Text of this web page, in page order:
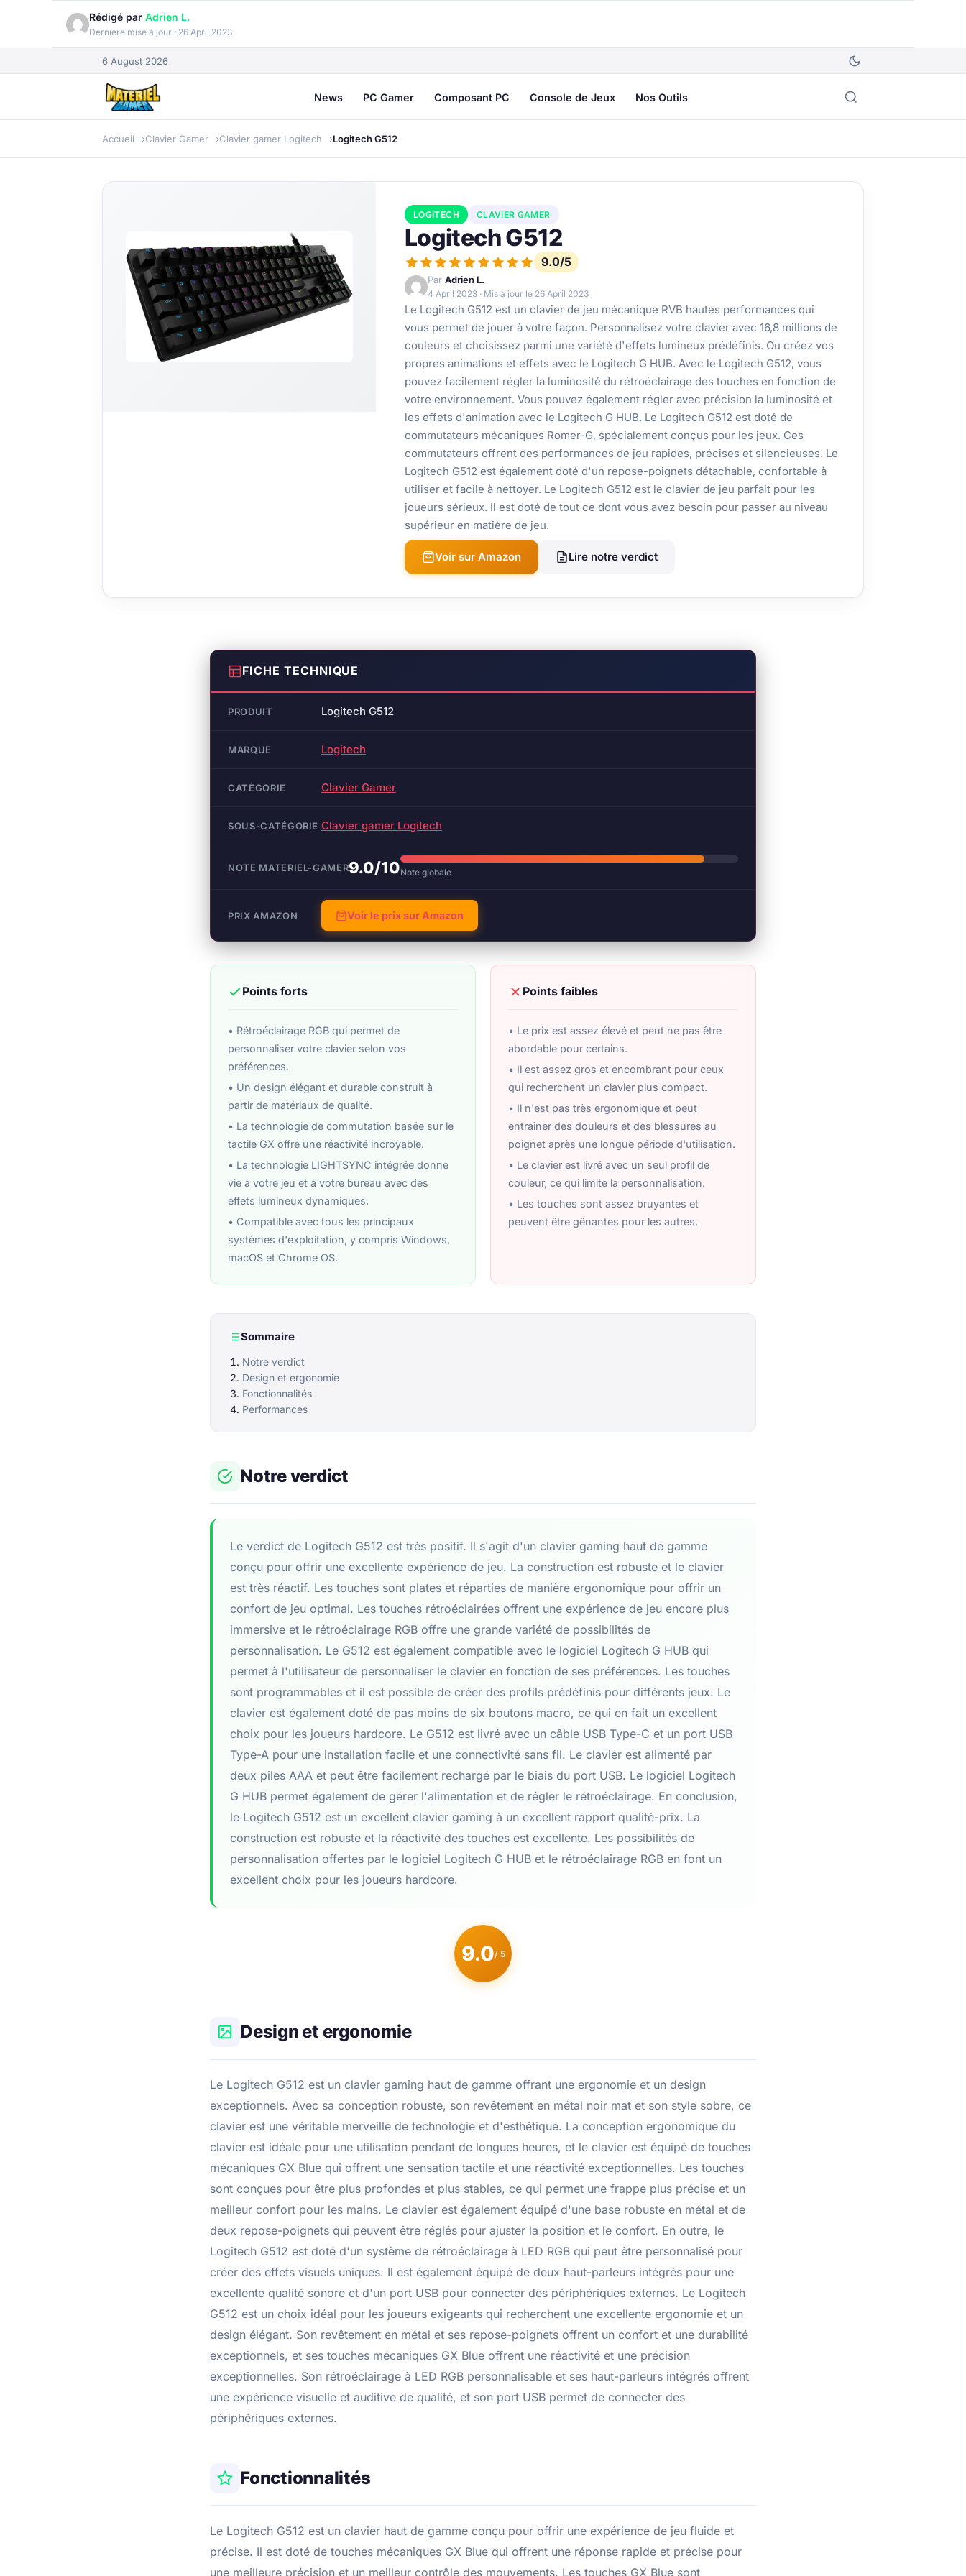
Rédigé par Adrien L.
Dernière mise à jour : 26 April 2023
6 August 2026
News PC Gamer Composant PC Console de Jeux Nos Outils
Accueil Clavier Gamer Clavier gamer Logitech Logitech G512
LOGITECH CLAVIER GAMER
Logitech G512
9.0/5
Par Adrien L.
4 April 2023 · Mis à jour le 26 April 2023
Le Logitech G512 est un clavier de jeu mécanique RVB hautes performances qui
vous permet de jouer à votre façon. Personnalisez votre clavier avec 16,8 millions de
couleurs et choisissez parmi une variété d'effets lumineux prédéfinis. Ou créez vos
propres animations et effets avec le Logitech G HUB. Avec le Logitech G512, vous
pouvez facilement régler la luminosité du rétroéclairage des touches en fonction de
votre environnement. Vous pouvez également régler avec précision la luminosité et
les effets d'animation avec le Logitech G HUB. Le Logitech G512 est doté de
commutateurs mécaniques Romer-G, spécialement conçus pour les jeux. Ces
commutateurs offrent des performances de jeu rapides, précises et silencieuses. Le
Logitech G512 est également doté d'un repose-poignets détachable, confortable à
utiliser et facile à nettoyer. Le Logitech G512 est le clavier de jeu parfait pour les
joueurs sérieux. Il est doté de tout ce dont vous avez besoin pour passer au niveau
supérieur en matière de jeu.
Voir sur Amazon Lire notre verdict
FICHE TECHNIQUE
PRODUIT Logitech G512
MARQUE Logitech
CATÉGORIE Clavier Gamer
SOUS-CATÉGORIE Clavier gamer Logitech
NOTE MATERIEL-GAMER9.0/10Note globale
PRIX AMAZON Voir le prix sur Amazon
Points forts
• Rétroéclairage RGB qui permet de
personnaliser votre clavier selon vos
préférences.
• Un design élégant et durable construit à
partir de matériaux de qualité.
• La technologie de commutation basée sur le
tactile GX offre une réactivité incroyable.
• La technologie LIGHTSYNC intégrée donne
vie à votre jeu et à votre bureau avec des
effets lumineux dynamiques.
• Compatible avec tous les principaux
systèmes d'exploitation, y compris Windows,
macOS et Chrome OS.
Points faibles
• Le prix est assez élevé et peut ne pas être
abordable pour certains.
• Il est assez gros et encombrant pour ceux
qui recherchent un clavier plus compact.
• Il n'est pas très ergonomique et peut
entraîner des douleurs et des blessures au
poignet après une longue période d'utilisation.
• Le clavier est livré avec un seul profil de
couleur, ce qui limite la personnalisation.
• Les touches sont assez bruyantes et
peuvent être gênantes pour les autres.
Sommaire
Notre verdict
Design et ergonomie
Fonctionnalités
Performances
Notre verdict
Le verdict de Logitech G512 est très positif. Il s'agit d'un clavier gaming haut de gamme
conçu pour offrir une excellente expérience de jeu. La construction est robuste et le clavier
est très réactif. Les touches sont plates et réparties de manière ergonomique pour offrir un
confort de jeu optimal. Les touches rétroéclairées offrent une expérience de jeu encore plus
immersive et le rétroéclairage RGB offre une grande variété de possibilités de
personnalisation. Le G512 est également compatible avec le logiciel Logitech G HUB qui
permet à l'utilisateur de personnaliser le clavier en fonction de ses préférences. Les touches
sont programmables et il est possible de créer des profils prédéfinis pour différents jeux. Le
clavier est également doté de pas moins de six boutons macro, ce qui en fait un excellent
choix pour les joueurs hardcore. Le G512 est livré avec un câble USB Type-C et un port USB
Type-A pour une installation facile et une connectivité sans fil. Le clavier est alimenté par
deux piles AAA et peut être facilement rechargé par le biais du port USB. Le logiciel Logitech
G HUB permet également de gérer l'alimentation et de régler le rétroéclairage. En conclusion,
le Logitech G512 est un excellent clavier gaming à un excellent rapport qualité-prix. La
construction est robuste et la réactivité des touches est excellente. Les possibilités de
personnalisation offertes par le logiciel Logitech G HUB et le rétroéclairage RGB en font un
excellent choix pour les joueurs hardcore.
9.0/ 5
Design et ergonomie
Le Logitech G512 est un clavier gaming haut de gamme offrant une ergonomie et un design
exceptionnels. Avec sa conception robuste, son revêtement en métal noir mat et son style sobre, ce
clavier est une véritable merveille de technologie et d'esthétique. La conception ergonomique du
clavier est idéale pour une utilisation pendant de longues heures, et le clavier est équipé de touches
mécaniques GX Blue qui offrent une sensation tactile et une réactivité exceptionnelles. Les touches
sont conçues pour être plus profondes et plus stables, ce qui permet une frappe plus précise et un
meilleur confort pour les mains. Le clavier est également équipé d'une base robuste en métal et de
deux repose-poignets qui peuvent être réglés pour ajuster la position et le confort. En outre, le
Logitech G512 est doté d'un système de rétroéclairage à LED RGB qui peut être personnalisé pour
créer des effets visuels uniques. Il est également équipé de deux haut-parleurs intégrés pour une
excellente qualité sonore et d'un port USB pour connecter des périphériques externes. Le Logitech
G512 est un choix idéal pour les joueurs exigeants qui recherchent une excellente ergonomie et un
design élégant. Son revêtement en métal et ses repose-poignets offrent un confort et une durabilité
exceptionnels, et ses touches mécaniques GX Blue offrent une réactivité et une précision
exceptionnelles. Son rétroéclairage à LED RGB personnalisable et ses haut-parleurs intégrés offrent
une expérience visuelle et auditive de qualité, et son port USB permet de connecter des
périphériques externes.
Fonctionnalités
Le Logitech G512 est un clavier haut de gamme conçu pour offrir une expérience de jeu fluide et
précise. Il est doté de touches mécaniques GX Blue qui offrent une réponse rapide et précise pour
une meilleure précision et un meilleur contrôle des mouvements. Les touches GX Blue sont